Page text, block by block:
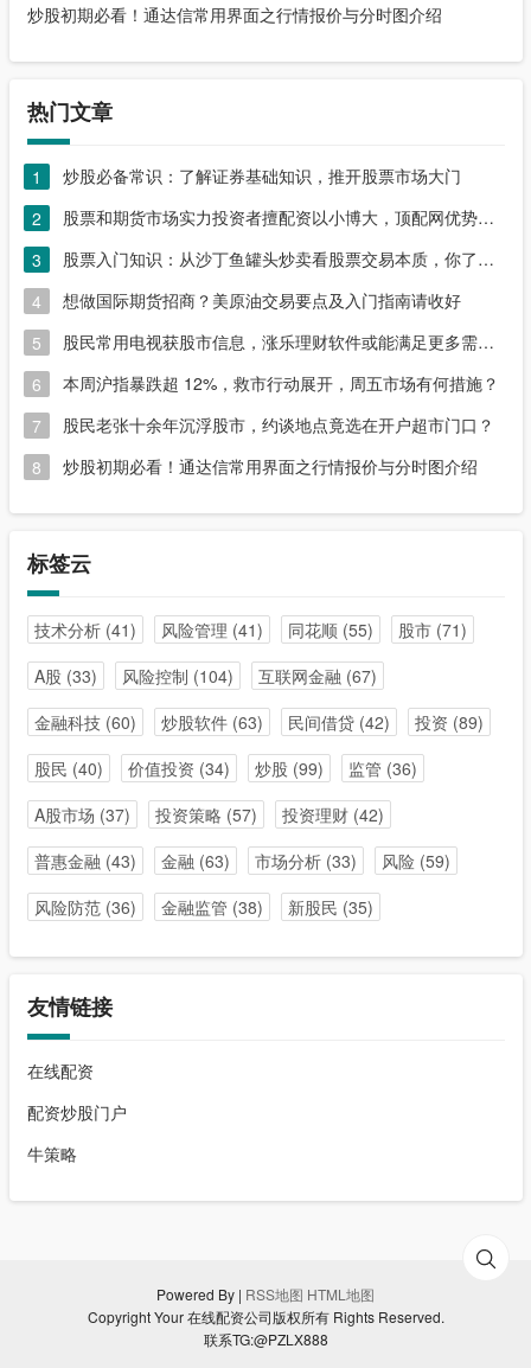
炒股初期必看！通达信常用界面之行情报价与分时图介绍
热门文章
1
炒股必备常识：了解证券基础知识，推开股票市场大门
2
股票和期货市场实力投资者擅配资以小博大，顶配网优势尽显
3
股票入门知识：从沙丁鱼罐头炒卖看股票交易本质，你了解吗？
4
想做国际期货招商？美原油交易要点及入门指南请收好
5
股民常用电视获股市信息，涨乐理财软件或能满足更多需求？
6
本周沪指暴跌超 12%，救市行动展开，周五市场有何措施？
7
股民老张十余年沉浮股市，约谈地点竟选在开户超市门口？
8
炒股初期必看！通达信常用界面之行情报价与分时图介绍
标签云
技术分析(41) 风险管理 (41) 同花顺(55) 股市(71)
A股 (33) 风险控制 (104) 互联网金融 (67)
金融科技(60) 炒股软件(63) 民间借贷(42) 投资 (89)
股民 (40) 价值投资 (34) 炒股 (99) 监管 (36)
A股市场 (37) 投资策略 (57) 投资理财(42)
普惠金融 (43) 金融 (63) 市场分析(33) 风险(59)
风险防范(36) 金融监管 (38) 新股民 (35)
友情链接
在线配资
配资炒股门户
牛策略
Powered By | RSS地图 HTML地图
Copyright Your 在线配资公司版权所有 Rights Reserved.
联系TG:@PZLX888